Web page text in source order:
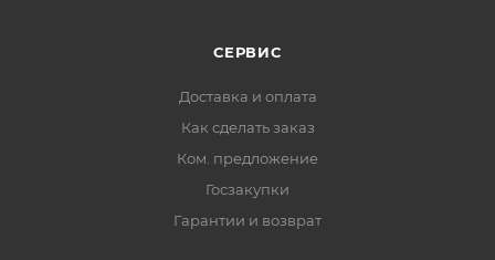
СЕРВИС
Доставка и оплата
Как сделать заказ
Ком. предложение
Госзакупки
Гарантии и возврат